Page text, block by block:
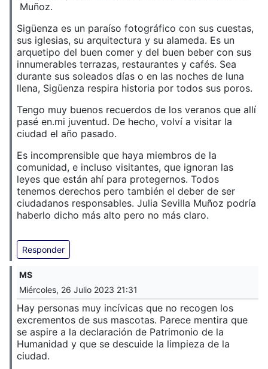
Muñoz.
Sigüenza es un paraíso fotográfico con sus cuestas,
sus iglesias, su arquitectura y su alameda. Es un
arquetipo del buen comer y del buen beber con sus
innumerables terrazas, restaurantes y cafés. Sea
durante sus soleados días o en las noches de luna
llena, Sigüenza respira historia por todos sus poros.
Tengo muy buenos recuerdos de los veranos que allí
pasé en.mi juventud. De hecho, volví a visitar la
ciudad el año pasado.
Es incomprensible que haya miembros de la
comunidad, e incluso visitantes, que ignoran las
leyes que están ahí para protegernos. Todos
tenemos derechos pero también el deber de ser
ciudadanos responsables. Julia Sevilla Muñoz podría
haberlo dicho más alto pero no más claro.
Responder
MS
Miércoles, 26 Julio 2023 21:31
Hay personas muy incívicas que no recogen los
excrementos de sus mascotas. Parece mentira que
se aspire a la declaración de Patrimonio de la
Humanidad y que se descuide la limpieza de la
ciudad.